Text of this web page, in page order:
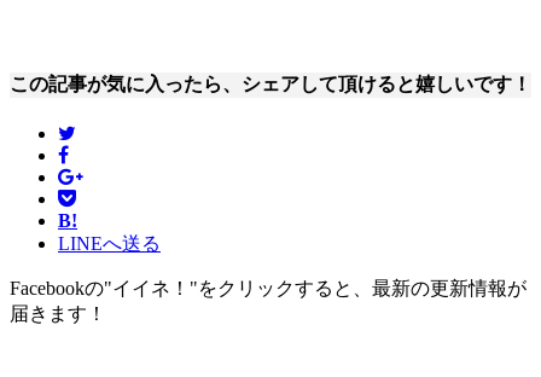
この記事が気に入ったら、シェアして頂けると嬉しいです！
B!
LINEへ送る
Facebookの"イイネ！"をクリックすると、最新の更新情報が
届きます！